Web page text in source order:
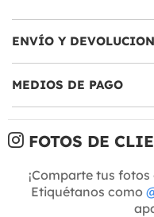
ENVÍO Y
MEDIOS DE PAGO
FOTOS DE
¡Comparte tus
Etiquétanos como